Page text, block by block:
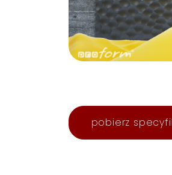
pobierz